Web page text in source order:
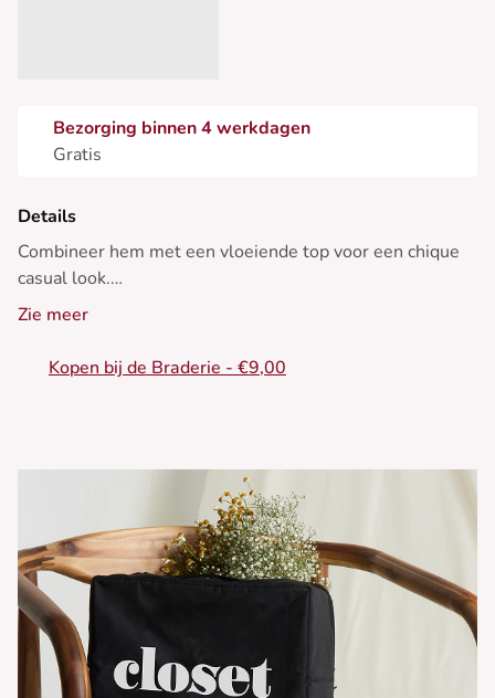
Bezorging binnen 4 werkdagen
Gratis
Details
Combineer hem met een vloeiende top voor een chique
casual look.
- Hoge taille
- Knopen aan de voorkant
Zie meer
Kopen bij de Braderie - €9,00